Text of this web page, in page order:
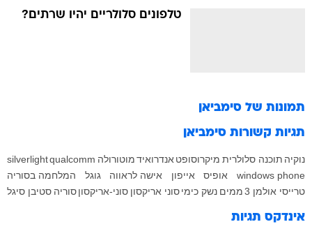
טלפונים סלולריים יהיו שרתים?
תמונות של סימביאן
תגיות קשורות סימביאן
נוקיה תוכנה סלולרית מיקרוסופטאנדרואידמוטורולה qualcomm
silverlight
windows phone
אופיס אייפון אישה לראווה גוגל
המלחמה בסוריה
טרייסי אולמן 3
ממים נשק כימי סוני אריקסון סוני-אריקסון סוריה סטיבן סיגל
אינדקס תגיות